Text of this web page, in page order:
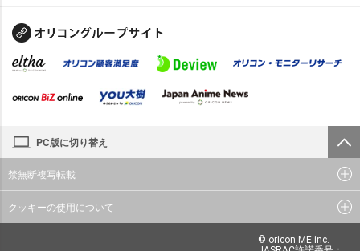
PC版に切り替え
禁無断複写転載
クッキーの使用について
© oricon ME inc.